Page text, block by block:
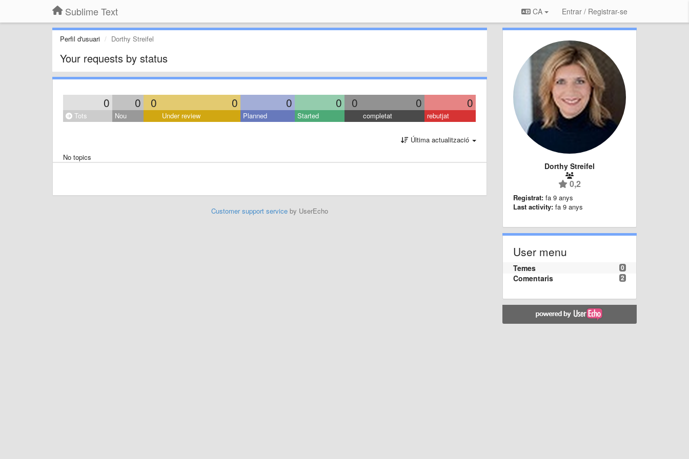
Sublime Text CA Entrar / Registrar-se
Perfil d'usuari Dorthy Streifel
Your requests by status
0 0 0 0 0 0 0 0 0
Tots Nou Under review Planned Started completat rebutjat
Última actualització
No topics
Customer support serviceby UserEcho
Dorthy Streifel
0,2
Registrat: fa 9 anys
Last activity: fa 9 anys
User menu
0
Temes
2
Comentaris